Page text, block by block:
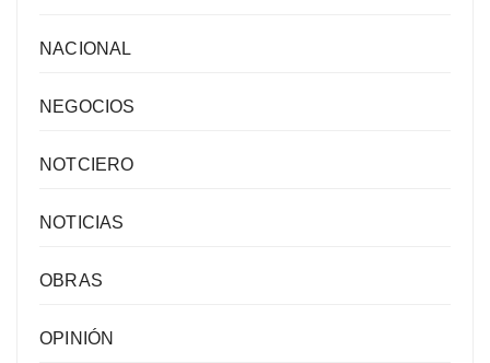
NACIONAL
NEGOCIOS
NOTCIERO
NOTICIAS
OBRAS
OPINIÓN